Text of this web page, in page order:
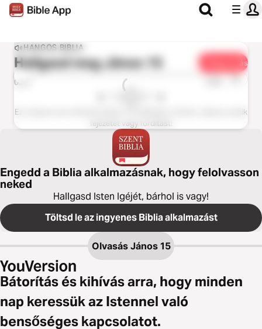
HANGOS BIBLIA
Hallgasd megJános 15 Megosztás
0:00 1x
Ez a fejezet nem elérhető ebben a fordításban. Kérlek, válassz másik
fejezetet vagy fordítást!
Engedd a Biblia alkalmazásnak, hogy felolvasson
neked
Hallgasd Isten Igéjét, bárhol is vagy!
Töltsd le az ingyenes Biblia alkalmazást
Olvasás János 15
Bátorítás és kihívás arra, hogy minden
nap keressük az Istennel való
bensőséges kapcsolatot.